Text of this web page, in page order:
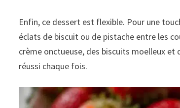
Enfin, ce dessert est flexible. Pour une
éclats de biscuit ou de pistache entre les
crème onctueuse, des biscuits moelleux
réussi chaque fois.